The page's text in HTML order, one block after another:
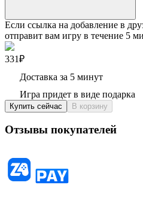
Если ссылка на добавление в
отправит вам игру в течение 5
331₽
Доставка за 5 минут
Игра придет в виде подарка
Купить сейчас В корзину
Отзывы покупателей